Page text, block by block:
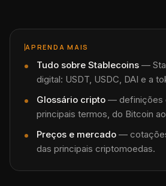
APRENDA MAIS
Tudo sobre Stablecoins —
digital: USDT, USDC, DAI e a
Glossário cripto — definições
principais termos, do Bitcoin
Preços e mercado —
das principais criptomoedas.